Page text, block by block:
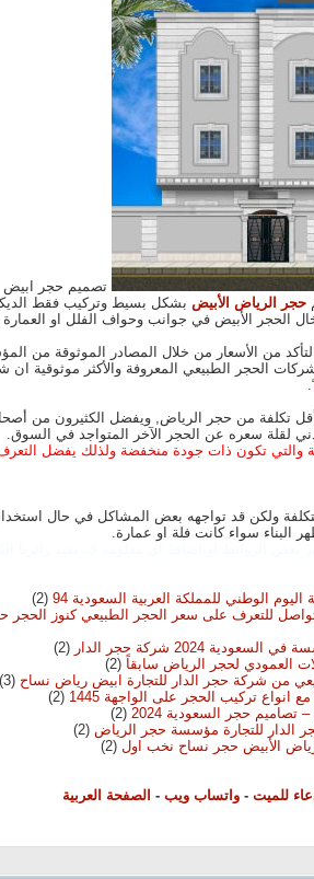
تصميم حجر ابيض
حجر الرياض الأبيض بشكل بسيط وتركيب فقط
الحجر الأبيض في جوانب وحواف الفلل او
من الأسعار من خلال المصادر الموثوقة من
الحجر الطبيعي المعروفة والأكثر موثوقية ان
تكلفة من حجر الرياض, ويفضل الكثيرون من أصحاب
لقلة سعره عن الحجر الآخر المتواجد في السوق.
والتي تكون ذات جودة منخفضة ولذلك يفضل
ولكن قد تواجهه بعض المشاكل في حال
البناء سواء كانت فلة او عمارة.
الوطني للمملكة العربية السعودية 94
(2)
للتعرف على سعر الحجر الطبيعي كنوز الحجر
2024 شركة حجر الدار
(2)
العمودي لحجر الرياض سابقاً (2)
من شركة حجر الدار للتجارة ابيض رياض نساح (3)
(2)
(2)
الدار للتجارة مؤسسة حجر الرياض (2)
الأبيض حجر نساح نخب اول (2)
للميت - واتساب ويب - الصفحة العربية